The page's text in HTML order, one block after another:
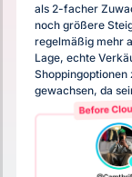
als 2-facher
noch größere
regelmäßig mehr
Lage, echte
gewachsen, da